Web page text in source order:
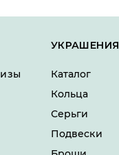
УКРАШЕНИЯ
Каталог
Кольца
Серьги
Подвески